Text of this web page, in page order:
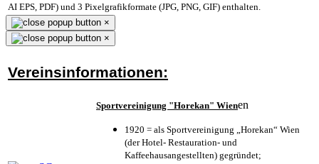
AI EPS, PDF) und 3 Pixelgrafikformate (JPG, PNG, GIF) enthalten.
×
×
Vereinsinformationen:
Sportvereinigung "Horekan" Wienen
1920 = als Sportvereinigung „Horekan“ Wien
(der Hotel- Restauration- und
Kaffeehausangestellten) gegründet;